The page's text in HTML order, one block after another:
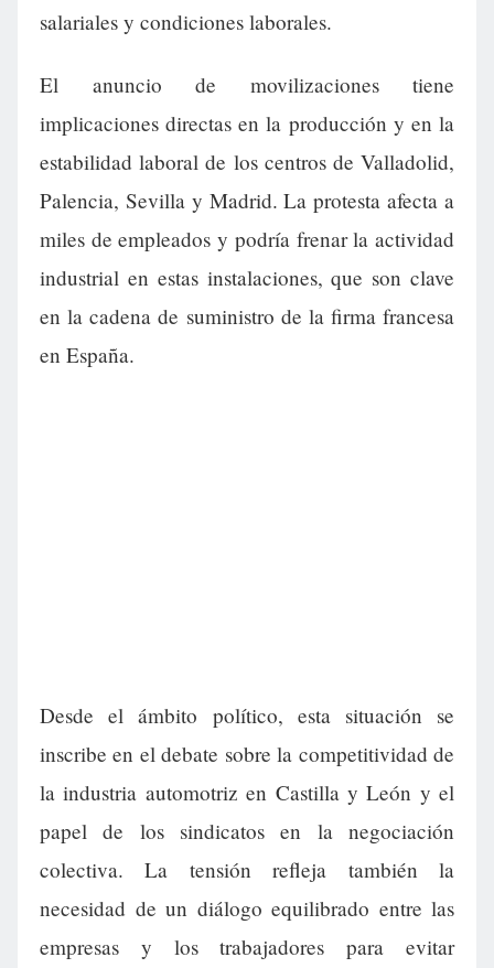
salariales y condiciones laborales.
El anuncio de movilizaciones tiene
implicaciones directas en la producción y en la
estabilidad laboral de los centros de Valladolid,
Palencia, Sevilla y Madrid. La protesta afecta a
miles de empleados y podría frenar la actividad
industrial en estas instalaciones, que son clave
en la cadena de suministro de la firma francesa
en España.
Desde el ámbito político, esta situación se
inscribe en el debate sobre la competitividad de
la industria automotriz en Castilla y León y el
papel de los sindicatos en la negociación
colectiva. La tensión refleja también la
necesidad de un diálogo equilibrado entre las
empresas y los trabajadores para evitar